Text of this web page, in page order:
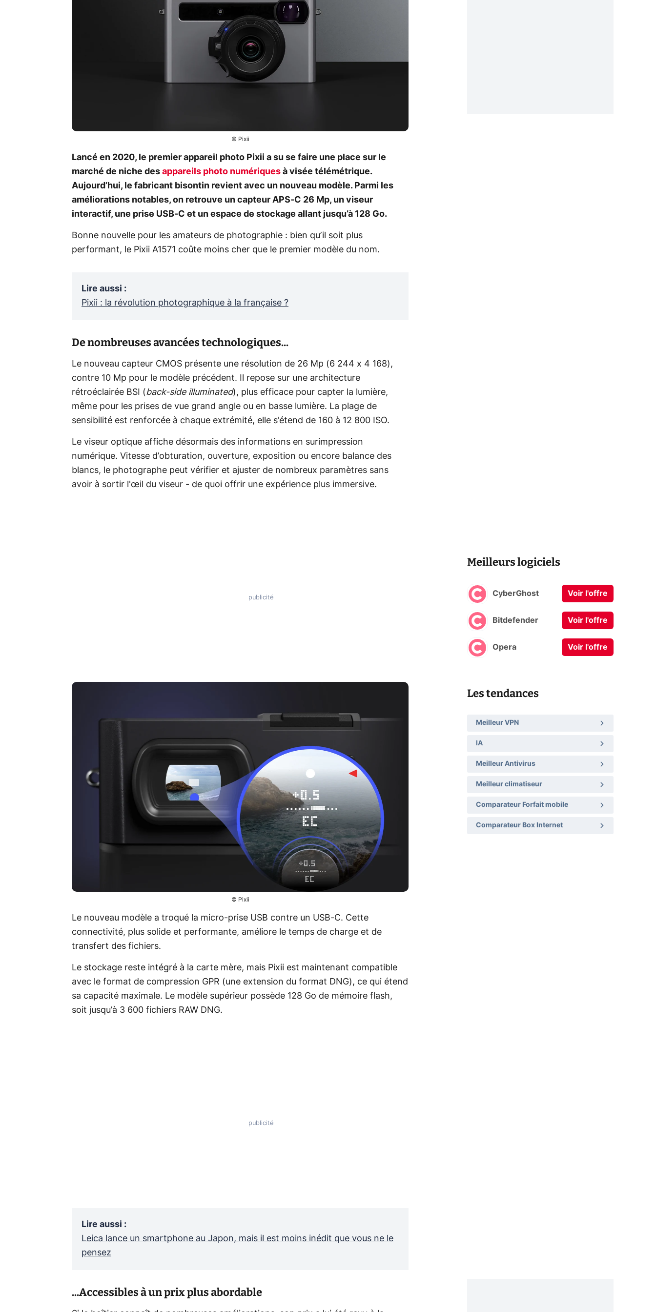
© Pixii
Lancé en 2020, le premier appareil photo Pixii a su se faire une place sur le
marché de niche des appareils photo numériques à visée télémétrique.
Aujourd’hui, le fabricant bisontin revient avec un nouveau modèle. Parmi les
améliorations notables, on retrouve un capteur APS-C 26 Mp, un viseur
interactif, une prise USB-C et un espace de stockage allant jusqu’à 128 Go.
Bonne nouvelle pour les amateurs de photographie : bien qu’il soit plus
performant, le Pixii A1571 coûte moins cher que le premier modèle du nom.
Lire aussi :
Pixii : la révolution photographique à la française ?
De nombreuses avancées technologiques...
Le nouveau capteur CMOS présente une résolution de 26 Mp (6 244 x 4 168),
contre 10 Mp pour le modèle précédent. Il repose sur une architecture
rétroéclairée BSI (back-side illuminated), plus efficace pour capter la lumière,
même pour les prises de vue grand angle ou en basse lumière. La plage de
sensibilité est renforcée à chaque extrémité, elle s’étend de 160 à 12 800 ISO.
Le viseur optique affiche désormais des informations en surimpression
numérique. Vitesse d’obturation, ouverture, exposition ou encore balance des
blancs, le photographe peut vérifier et ajuster de nombreux paramètres sans
avoir à sortir l'œil du viseur - de quoi offrir une expérience plus immersive.
© Pixii
Le nouveau modèle a troqué la micro-prise USB contre un USB-C. Cette
connectivité, plus solide et performante, améliore le temps de charge et de
transfert des fichiers.
Le stockage reste intégré à la carte mère, mais Pixii est maintenant compatible
avec le format de compression GPR (une extension du format DNG), ce qui étend
sa capacité maximale. Le modèle supérieur possède 128 Go de mémoire flash,
soit jusqu’à 3 600 fichiers RAW DNG.
Lire aussi :
Leica lance un smartphone au Japon, mais il est moins inédit que vous ne le
pensez
...Accessibles à un prix plus abordable
Meilleurs logiciels
CyberGhost Voir l'offre
Bitdefender Voir l'offre
Opera Voir l'offre
Les tendances
Meilleur VPN
IA
Meilleur Antivirus
Meilleur climatiseur
Comparateur Forfait mobile
Comparateur Box Internet